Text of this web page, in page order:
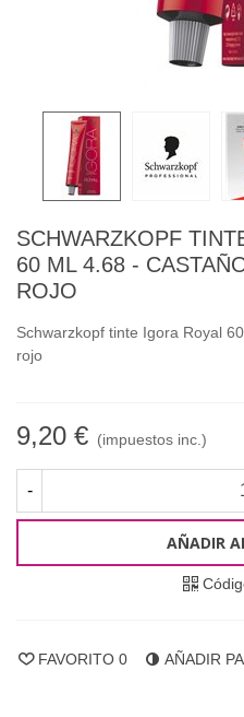
SCHWARZKOPF
60 ML 4.68 -
ROJO
Schwarzkopf tinte Igora Royal
rojo
9,20 € (impuestos inc.)
-
AÑADIR
FAVORITO 0 AÑADIR